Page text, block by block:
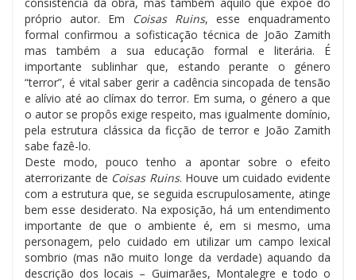
próprio autor. Em
Coisas Ruins, esse enquadramento
formal confirmou a sofisticação técnica de João Zamith
mas também a sua educação formal e literária. É
importante sublinhar que, estando perante o género
“terror”, é vital saber gerir a cadência sincopada de tensão
e alívio até ao clímax do terror. Em suma, o género a que
o autor se propôs exige respeito, mas igualmente domínio,
pela estrutura clássica da ficção de terror e João Zamith
sabe fazê-lo.
Deste modo, pouco tenho a apontar sobre o efeito
aterrorizante de Coisas Ruins. Houve um cuidado evidente
com a estrutura que, se seguida escrupulosamente, atinge
bem esse desiderato. Na exposição, há um entendimento
importante de que o ambiente é, em si mesmo, uma
personagem, pelo cuidado em utilizar um campo lexical
sombrio (mas não muito longe da verdade) aquando da
descrição dos locais – Guimarães, Montalegre e todo o